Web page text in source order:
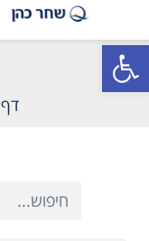
פתח סרגל נגישות